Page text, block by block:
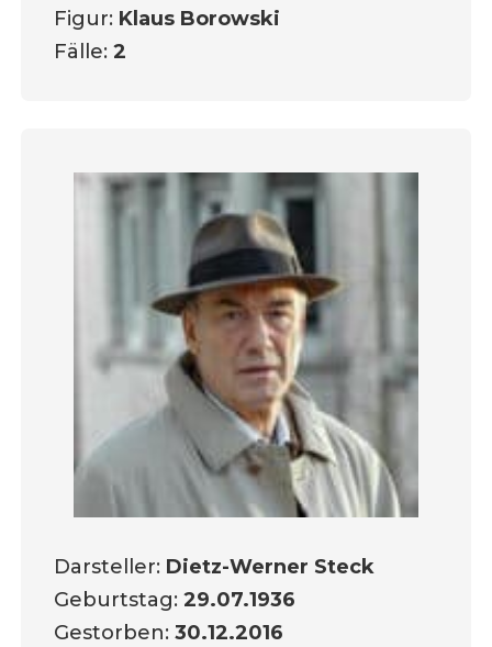
Figur: Klaus Borowski
Fälle:2
Darsteller: Dietz-Werner Steck
Geburtstag:29.07.1936
Gestorben:30.12.2016